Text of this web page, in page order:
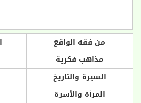
من فقه الواقع
مذاهب فكرية
السيرة والتاريخ
المرأة والأسرة